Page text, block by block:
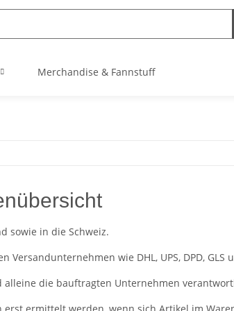
Merchandise & Fannstuff
sowie in die Schweiz.
Versandunternehmen wie DHL, UPS, DPD, GLS
alleine die bauftragten Unternehmen